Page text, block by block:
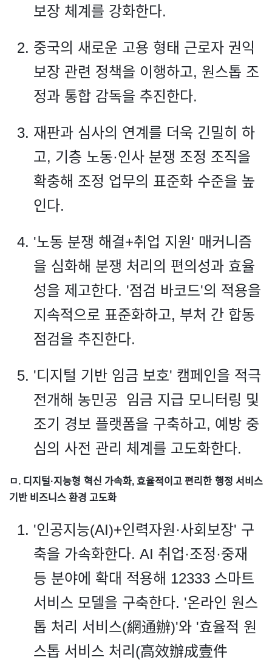
보장 체계를 강화한다.
중국의 새로운 고용 형태 근로자 권익
보장 관련 정책을 이행하고, 원스톱 조
정과 통합 감독을 추진한다.
재판과 심사의 연계를 더욱 긴밀히 하
고, 기층 노동·인사 분쟁 조정 조직을
확충해 조정 업무의 표준화 수준을 높
인다.
'노동 분쟁 해결+취업 지원' 매커니즘
을 심화해 분쟁 처리의 편의성과 효율
성을 제고한다. '점검 바코드'의 적용을
지속적으로 표준화하고, 부처 간 합동
점검을 추진한다.
'디지털 기반 임금 보호' 캠페인을 적극
전개해 농민공 임금 지급 모니터링 및
조기 경보 플랫폼을 구축하고, 예방 중
심의 사전 관리 체계를 고도화한다.
ㅁ. 디지털·지능형 혁신 가속화, 효율적이고 편리한 행정 서비스
기반 비즈니스 환경 고도화
'인공지능(AI)+인력자원·사회보장' 구
축을 가속화한다. AI 취업·조정·중재
등 분야에 확대 적용해 12333 스마트
서비스 모델을 구축한다. '온라인 원스
톱 처리 서비스(網通辦)'와 '효율적 원
스톱 서비스 처리(高效辦成壹件